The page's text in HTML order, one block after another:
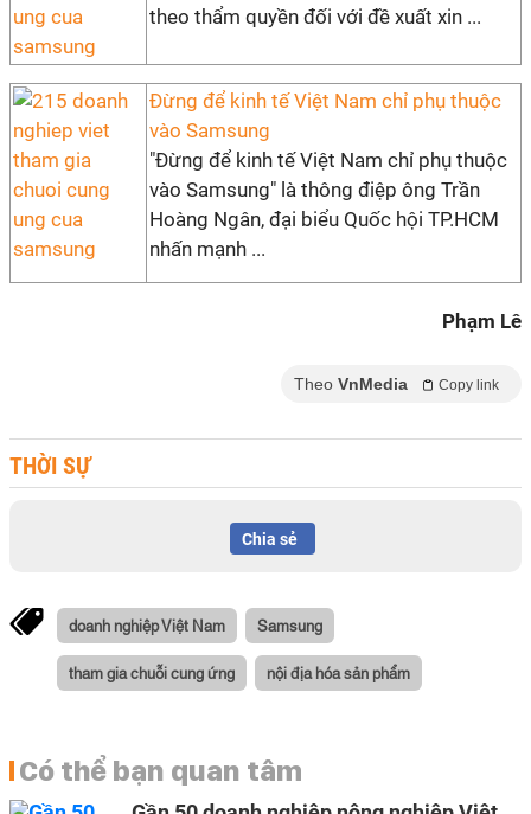
theo thẩm quyền đối với đề xuất xin ...
Đừng để kinh tế Việt Nam chỉ phụ thuộc
vào Samsung
"Đừng để kinh tế Việt Nam chỉ phụ thuộc
vào Samsung" là thông điệp ông Trần
Hoàng Ngân, đại biểu Quốc hội TP.HCM
nhấn mạnh ...
Phạm Lê
Theo VnMedia Copy link
THỜI SỰ
Chia sẻ
doanh nghiệp Việt Nam Samsung
tham gia chuỗi cung ứng nội địa hóa sản phẩm
Có thể bạn quan tâm